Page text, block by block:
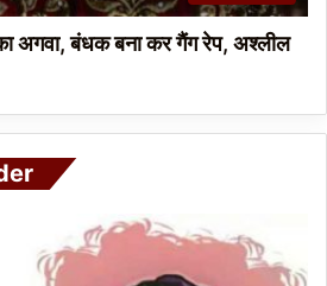
अगवा, बंधक बना कर गैंग रेप, अश्लील